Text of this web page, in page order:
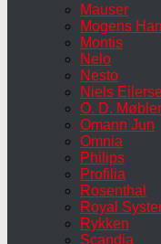
Mauser
Mogens
Montis
Nelo
Nesto
Niels
O. D. Møbler
Omann Jun
Omnia
Philips
Profilia
Rosenthal
Royal
Rykken
Scandia